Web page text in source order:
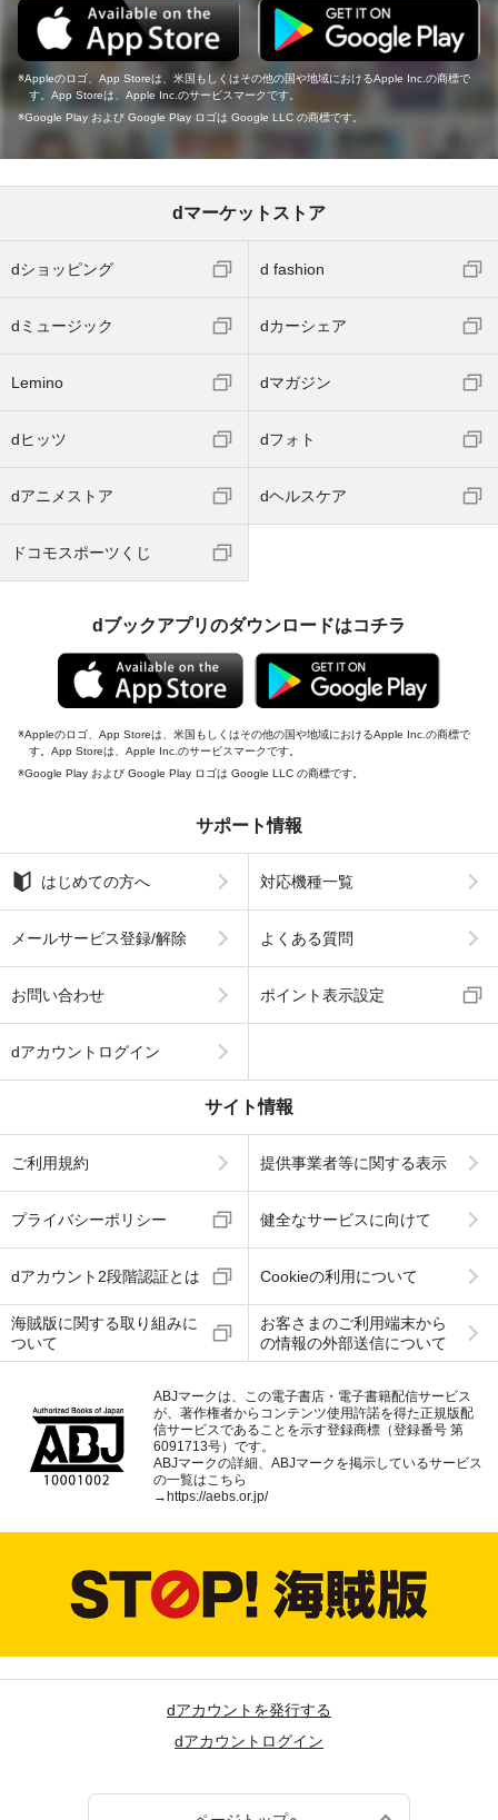
Appleのロゴ、App Storeは、米国もしくはその他の国や地域におけるApple Inc.の商標で
す。App Storeは、Apple Inc.のサービスマークです。
Google Play および Google Play ロゴは Google LLC の商標です。
dマーケットストア
dショッピング d fashion
dミュージック dカーシェア
Lemino dマガジン
dヒッツ dフォト
dアニメストア dヘルスケア
ドコモスポーツくじ
dブックアプリのダウンロードはコチラ
Appleのロゴ、App Storeは、米国もしくはその他の国や地域におけるApple Inc.の商標で
す。App Storeは、Apple Inc.のサービスマークです。
Google Play および Google Play ロゴは Google LLC の商標です。
サポート情報
はじめての方へ 対応機種一覧
メールサービス登録/解除 よくある質問
お問い合わせ ポイント表示設定
dアカウントログイン
サイト情報
ご利用規約 提供事業者等に関する表示
プライバシーポリシー 健全なサービスに向けて
dアカウント2段階認証とは Cookieの利用について
海賊版に関する取り組みに
ついて
お客さまのご利用端末から
の情報の外部送信について
ABJマークは、この電子書店・電子書籍配信サービス
が、著作権者からコンテンツ使用許諾を得た正規版配
信サービスであることを示す登録商標（登録番号 第
6091713号）です。
ABJマークの詳細、ABJマークを掲示しているサービス
の一覧はこちら
→https://aebs.or.jp/
dアカウントを発行する
dアカウントログイン